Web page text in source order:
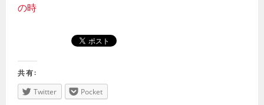
の時
共有:
Twitter
Pocket